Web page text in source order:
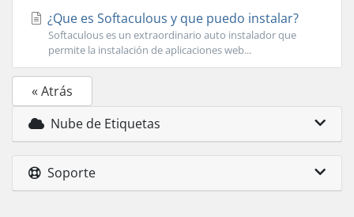
¿Que es Softaculous y que puedo instalar?
Softaculous es un extraordinario auto instalador que
permite la instalación de aplicaciones web...
« Atrás
Nube de Etiquetas
Soporte